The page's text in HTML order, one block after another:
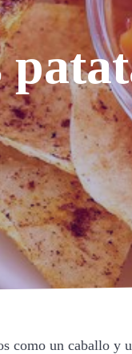
como un caballo y